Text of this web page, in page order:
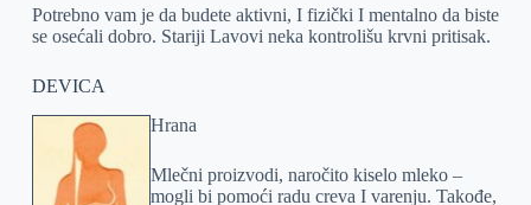
Potrebno vam je da budete aktivni, I fizički I mentalno da biste
se osećali dobro. Stariji Lavovi neka kontrolišu krvni pritisak.
DEVICA
Hrana
Mlečni proizvodi, naročito kiselo mleko –
mogli bi pomoći radu creva I varenju. Takođe,